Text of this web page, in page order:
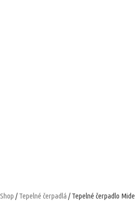
Shop /Tepelné čerpadlá / Tepelné čerpadlo